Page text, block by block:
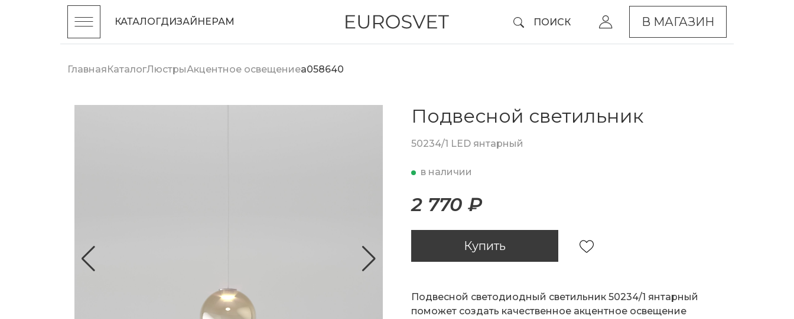
КАТАЛОГДИЗАЙНЕРАМ ПОИСК В МАГАЗИН
ГлавнаяКаталогЛюстрыАкцентное освещениеa058640
Подвесной светильник
50234/1 LED янтарный
в наличии
2 770 ₽
Купить
Подвесной светодиодный светильник 50234/1 янтарный
поможет создать качественное акцентное освещение